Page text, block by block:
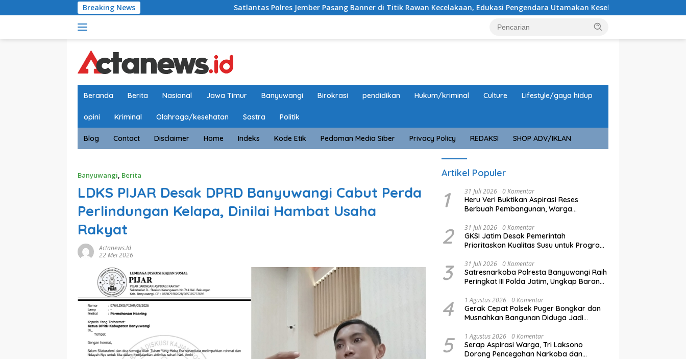
ke
Breaking News Satlantas Polres Jember Pasang Banner di Titik Rawan Kecelakaan, Edukasi Pengendara Utamakan Keselamatan
Beranda Berita Nasional Jawa Timur Banyuwangi Birokrasi pendidikan Hukum/kriminal Culture Lifestyle/gaya hidup
opini Kriminal Olahraga/kesehatan Sastra Politik
Blog Contact Disclaimer Home Indeks Kode Etik Pedoman Media Siber Privacy Policy REDAKSI SHOP ADV/IKLAN
Banyuwangi, Berita
LDKS PIJAR Desak DPRD Banyuwangi Cabut Perda
Perlindungan Kelapa, Dinilai Hambat Usaha
Rakyat
Actanews.id
22 Mei 2026
Artikel Populer
1 31 Juli 2026 0 Komentar
Heru Veri Buktikan Aspirasi Reses
Berbuah Pembangunan, Warga
2 31 Juli 2026 0 Komentar
GKSI Jatim Desak Pemerintah
Prioritaskan Kualitas Susu untuk Program
3 31 Juli 2026 0 Komentar
Satresnarkoba Polresta Banyuwangi Raih
Peringkat III Polda Jatim, Ungkap Barang
2026
4 1 Agustus 2026 0 Komentar
Gerak Cepat Polsek Puger Bongkar dan
Musnahkan Bangunan Diduga Jadi
5 1 Agustus 2026 0 Komentar
Serap Aspirasi Warga, Tri Laksono
Dorong Pencegahan Narkoba dan